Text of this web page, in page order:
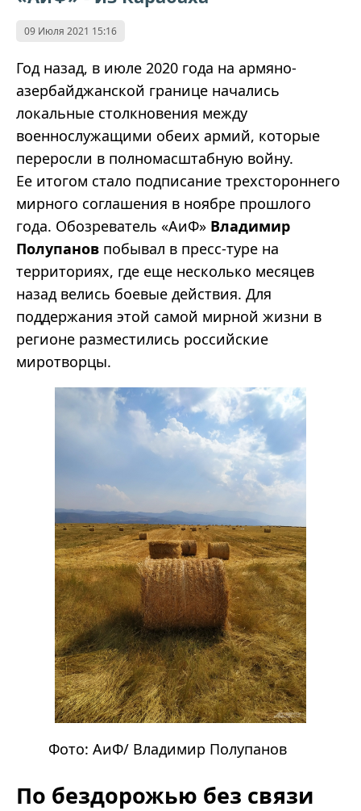
09 Июля 2021 15:16
Год назад, в июле 2020 года на армяно-
азербайджанской границе начались
локальные столкновения между
военнослужащими обеих армий, которые
переросли в полномасштабную войну.
Ее итогом стало подписание трехстороннего
мирного соглашения в ноябре прошлого
года. Обозреватель «АиФ» Владимир
Полупанов побывал в пресс-туре на
территориях, где еще несколько месяцев
назад велись боевые действия. Для
поддержания этой самой мирной жизни в
регионе разместились российские
миротворцы.
Фото: АиФ/ Владимир Полупанов
По бездорожью без связи